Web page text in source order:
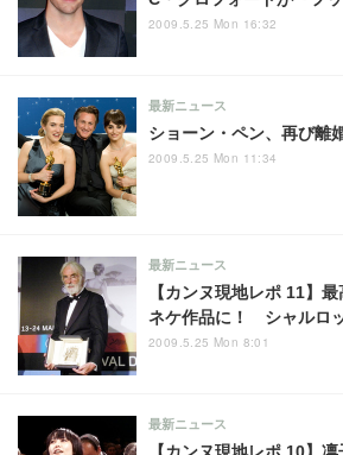
2009.5.25 Mon 16:32
ショーン・ペン、再び離
最新ニュース
2009.5.25 Mon 11:34
【カンヌ現地レポ 11】
ネケ作品に！ シャルロ
最新ニュース
2009.5.25 Mon 8:01
【カンヌ現地レポ 10】
最新ニュース